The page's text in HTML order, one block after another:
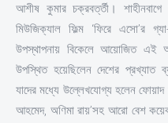
আশীষ কুমার চক্রবর্ত্তী।
মিউজিক্যাল ফিল্ম ‘ফিরে এসো’র
উপস্থাপনায় বিকেলে আয়োজিত এই
উপস্থিত হয়েছিলেন দেশের প্রখ্যাত
যাদের মধ্যে উল্লেখযোগ্য হলেন ফোয়াদ
আহমেদ, অণিমা রায়’সহ আরো বেশ